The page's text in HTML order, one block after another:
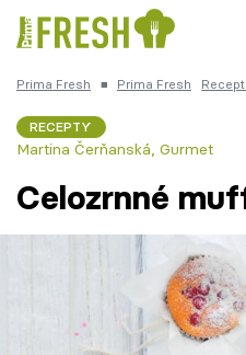
Česká kuchyně Čokoláda
Témata
Recepty
Prima Fresh ■ Prima Fresh
RECEPTY
Martina Čerňanská Gurmet
Celozrnné